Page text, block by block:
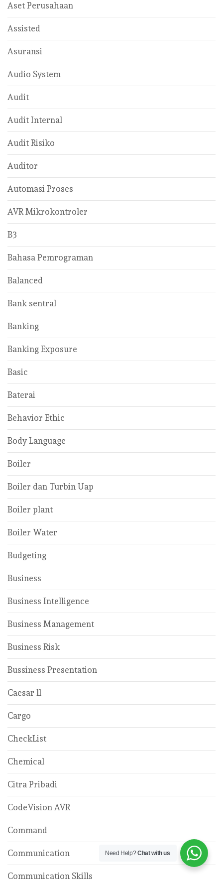
Aset Perusahaan
Assisted
Asuransi
Audio System
Audit
Audit Internal
Audit Risiko
Auditor
Automasi Proses
AVR Mikrokontroler
B3
Bahasa Pemrograman
Balanced
Bank sentral
Banking
Banking Exposure
Basic
Baterai
Behavior Ethic
Body Language
Boiler
Boiler dan Turbin Uap
Boiler plant
Boiler Water
Budgeting
Business
Business Intelligence
Business Management
Business Risk
Bussiness Presentation
Caesar ll
Cargo
CheckList
Chemical
Citra Pribadi
CodeVision AVR
Command
Communication
Communication Skills
Need Help?Chat with us